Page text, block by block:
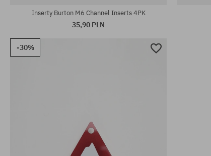
Inserty Burton M6 Channel Inserts 4PK
35,90 PLN
-30%